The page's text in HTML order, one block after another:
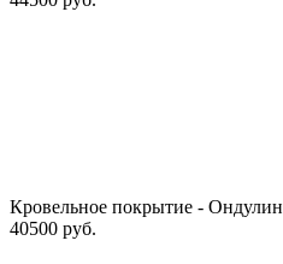
Кровельное покрытие - Ондулин
40500 руб.